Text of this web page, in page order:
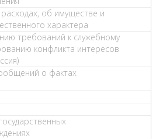
об имуществе и
характера
требований к служебному
конфликта интересов
о фактах